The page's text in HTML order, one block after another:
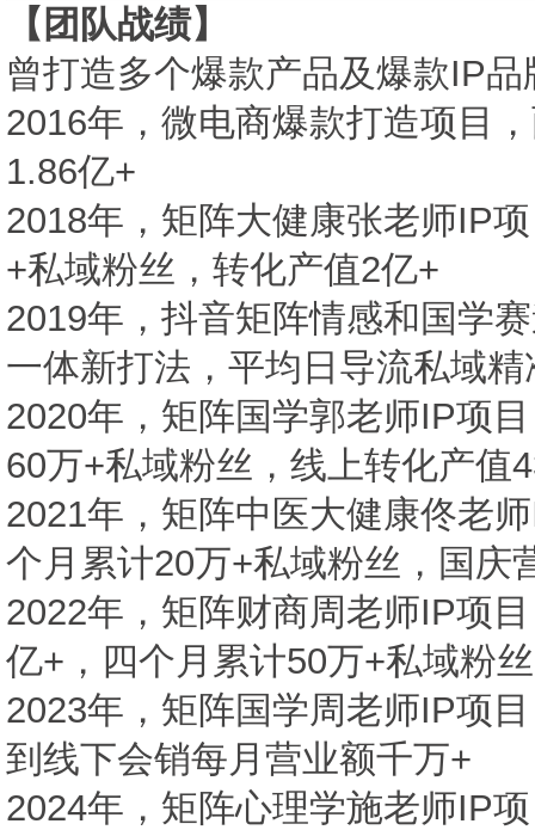
【团队战绩】
曾打造多个爆款产品及爆款IP品
2016年，微电商爆款打造项目
1.86亿+
2018年，矩阵大健康张老师IP
+私域粉丝，转化产值2亿+
2019年，抖音矩阵情感和国学
一体新打法，平均日导流私域
2020年，矩阵国学郭老师IP项
60万+私域粉丝，线上转化产值
2021年，矩阵中医大健康佟老
个月累计20万+私域粉丝，国庆
2022年，矩阵财商周老师IP项
亿+，四个月累计50万+私域粉
2023年，矩阵国学周老师IP项
到线下会销每月营业额千万+
2024年，矩阵心理学施老师IP